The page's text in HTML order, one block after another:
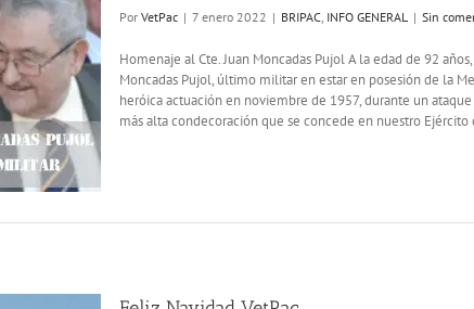
Por VetPac | 7 enero 2022 | BRIPAC, INFO GENERAL | Sin
Homenaje al Cte. Juan Moncadas Pujol A la edad de 92
Moncadas Pujol, último militar en estar en posesión de la
heróica actuación en noviembre de 1957, durante un
más alta condecoración que se concede en nuestro